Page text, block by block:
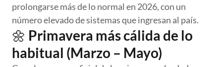
prolongarse más de lo normal en 2026, con un
número elevado de sistemas que ingresan al país.
🌼 Primavera más cálida de lo
habitual (Marzo – Mayo)